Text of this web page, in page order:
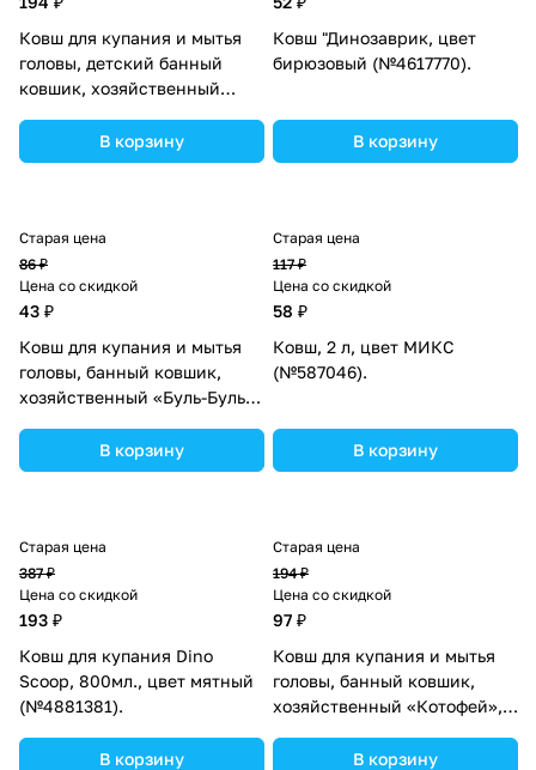
Ковш для купания и мытья
головы, детский банный
ковшик, хозяйственный
(№7761354).В корзину
Ковш "Динозаврик, цвет
бирюзовый (№4617770).
В корзину
Старая цена
86 ₽
Цена со скидкой
43 ₽
Ковш для купания и мытья
головы, банный ковшик,
хозяйственный «Буль-Буль»,
(№6537467).В корзину
Старая цена
117 ₽
Цена со скидкой
58 ₽
Ковш, 2 л, цвет МИКС
(№587046).
В корзину
Старая цена
387 ₽
Цена со скидкой
193 ₽
Ковш для купания Dino
Scoop, 800мл., цвет мятный
(№4881381).
В корзину
Старая цена
194 ₽
Цена со скидкой
97 ₽
Ковш для купания и мытья
головы, банный ковшик,
хозяйственный «Котофей», 1
(№2875419).В корзину